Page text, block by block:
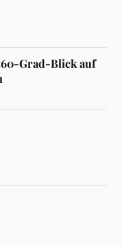
Grad-Blick auf